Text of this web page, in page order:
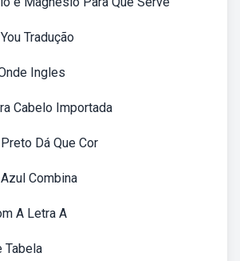
Tradução
Ingles
Cabelo Importada
Dá Que Cor
Combina
A Letra A
Tabela